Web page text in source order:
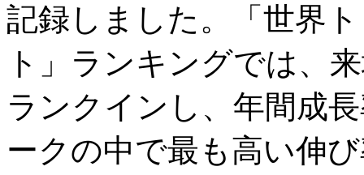
記録しました。「世界
ト」ランキングでは、
ランクインし、年間成
ークの中で最も高い伸